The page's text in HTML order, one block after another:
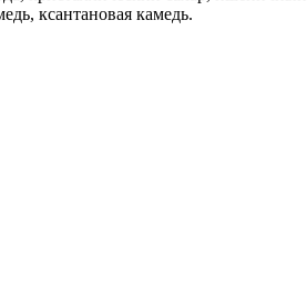
ксантановая камедь.